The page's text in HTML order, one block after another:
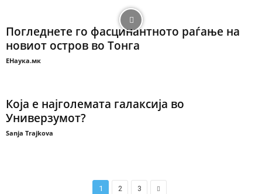
Погледнете го фасцинантното раѓање на
новиот остров во Тонга
ЕНаука.мк
Која е најголемата галаксија во
Универзумот?
Sanja Trajkova
1 2 3